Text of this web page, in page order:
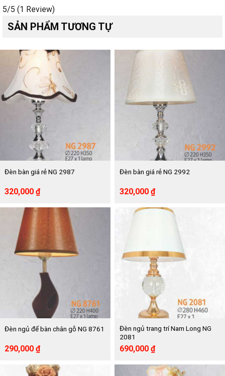
5/5 (1 Review)
SẢN PHẨM TƯƠNG TỰ
Đèn bàn giá rẻ NG 2987
Giá
là:
590,000 ₫.
320,000 ₫Giá
hiện
tại
320,000 ₫.
Đèn bàn giá rẻ NG 2992
Giá
590,000 ₫.
320,000 ₫Giá
hiện
tại
320,000 ₫.
Đèn ngủ để bàn chân gỗ NG 8761
Giá
526,000 ₫.
290,000 ₫Giá
hiện
tại
là:
Đèn ngủ trang trí Nam Long NG
2081
Giá
là:
1,257,000 ₫.
690,000 ₫Giá
hiện
tại
là: